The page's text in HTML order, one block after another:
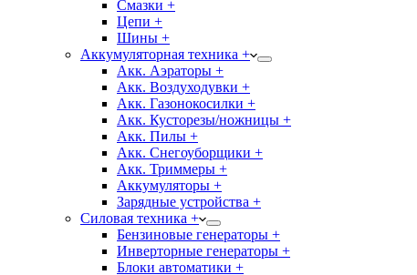
Смазки +
Цепи +
Шины +
Аккумуляторная техника +
Акк. Аэраторы +
Акк. Воздуходувки +
Акк. Газонокосилки +
Акк. Кусторезы/ножницы +
Акк. Пилы +
Акк. Снегоуборщики +
Акк. Триммеры +
Аккумуляторы +
Зарядные устройства +
Силовая техника +
Бензиновые генераторы +
Инверторные генераторы +
Блоки автоматики +